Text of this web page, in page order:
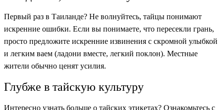
Первый раз в Таиланде? Не волнуйтесь, тайцы понимают
искренние ошибки. Если вы понимаете, что пересекли грань,
просто предложите искренние извинения с скромной улыбкой
и легким ваем (ладони вместе, легкий поклон). Местные
жители обычно ценят усилия.
Глубже в тайскую культуру
Интересно узнать больше о тайских этикетах? Ознакомьтесь с